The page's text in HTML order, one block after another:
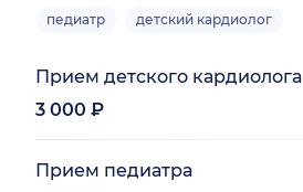
педиатр детский кардиолог
Прием детского кардиолога
3 000 ₽
Прием педиатра